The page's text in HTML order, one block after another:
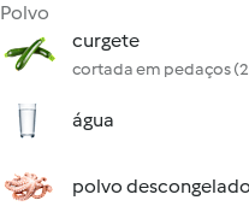
Polvo
curgete
cortada em pedaços
água
polvo descongelado